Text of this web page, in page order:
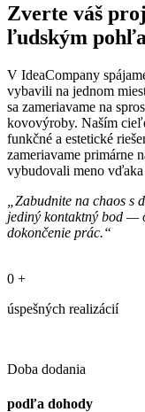
Zverte váš
ľudským
V IdeaCompany
vybavili na jednom
sa zameriavame na
kovovýroby. Naším
funkčné a estetické
zameriavame primárne
vybudovali meno
„Zabudnite na chaos s
jediný kontaktný bod —
dokončenie prác.“
0 +
úspešných realizácií
Doba dodania
podľa dohody